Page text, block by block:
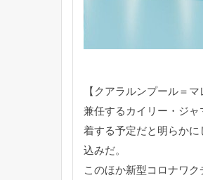
【クアラルンプール＝
兼任するカイリー・ ジャ
着する予定だと明らか
込みだ。
このほか新型コロナワ